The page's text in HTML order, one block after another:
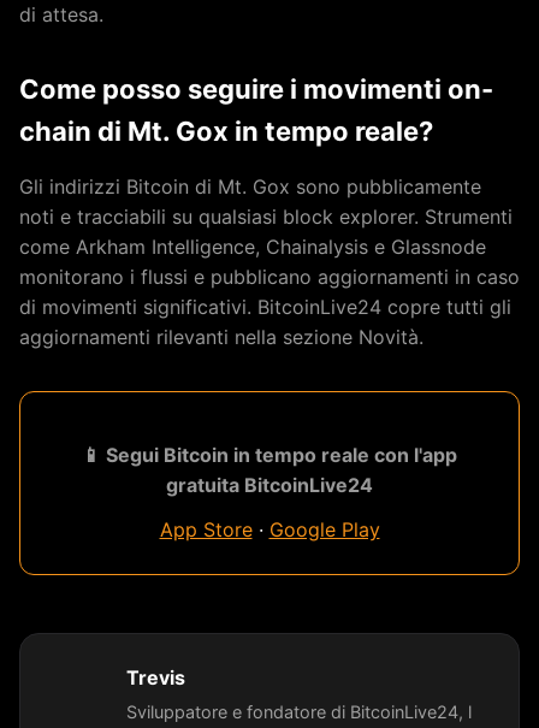
di attesa.
Come posso seguire i movimenti on-
chain di Mt. Gox in tempo reale?
Gli indirizzi Bitcoin di Mt. Gox sono pubblicamente
noti e tracciabili su qualsiasi block explorer. Strumenti
come Arkham Intelligence, Chainalysis e Glassnode
monitorano i flussi e pubblicano aggiornamenti in caso
di movimenti significativi. BitcoinLive24 copre tutti gli
aggiornamenti rilevanti nella sezione Novità.
📱 Segui Bitcoin in tempo reale con l'app
gratuita BitcoinLive24
App Store· Google Play
Trevis
Sviluppatore e fondatore di BitcoinLive24, l